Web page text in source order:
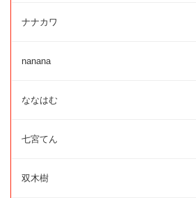
ナナカワ
nanana
ななはむ
七宮てん
双木樹